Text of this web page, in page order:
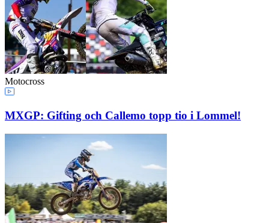
Motocross
MXGP: Gifting och Callemo topp tio i Lommel!